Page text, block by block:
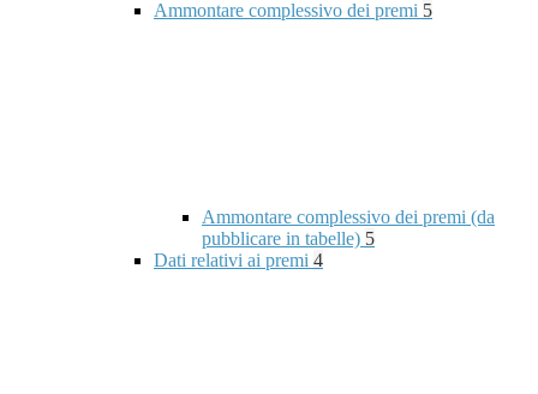
Ammontare complessivo dei premi 5
Ammontare complessivo dei premi (da
pubblicare in tabelle) 5
Dati relativi ai premi 4